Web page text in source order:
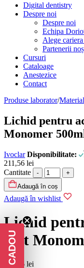
Digital dentistry
Despre noi
Despre noi
Echipa
Alege
Partenerii
Cursuri
Cataloage
Anestezice
Contact
Produse laborator/
Lichid pentru
Monomer
Ivoclar Disponibilitate:
211,56 lei
Cantitate
Adaugă în coș
Adaugă în wishlist
Lichid
Hot
211,56 lei